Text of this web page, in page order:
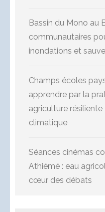
Bassin du Mono au
communautaires
inondations et
Champs écoles
apprendre par la
agriculture
climatique
Séances cinémas
Athiémé : eau
cœur des débats